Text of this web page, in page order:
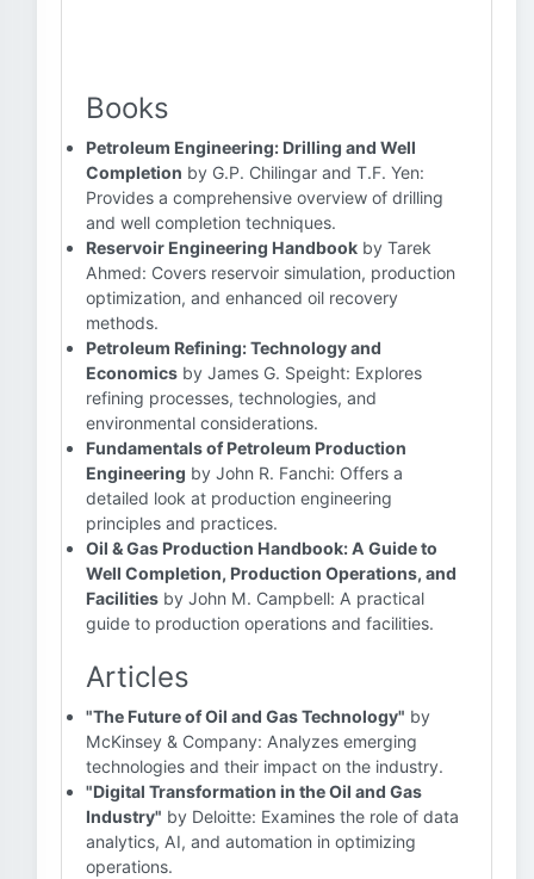
Books
Petroleum Engineering: Drilling and Well
Completion by G.P. Chilingar and T.F. Yen:
Provides a comprehensive overview of drilling
and well completion techniques.
Reservoir Engineering Handbook by Tarek
Ahmed: Covers reservoir simulation, production
optimization, and enhanced oil recovery
methods.
Petroleum Refining: Technology and
Economics by James G. Speight: Explores
refining processes, technologies, and
environmental considerations.
Fundamentals of Petroleum Production
Engineering by John R. Fanchi: Offers a
detailed look at production engineering
principles and practices.
Oil & Gas Production Handbook: A Guide to
Well Completion, Production Operations, and
Facilities by John M. Campbell: A practical
guide to production operations and facilities.
Articles
"The Future of Oil and Gas Technology" by
McKinsey & Company: Analyzes emerging
technologies and their impact on the industry.
"Digital Transformation in the Oil and Gas
Industry" by Deloitte: Examines the role of data
analytics, AI, and automation in optimizing
operations.